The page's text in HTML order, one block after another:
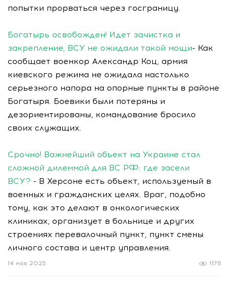
попытки прорваться через госграницу.
Богатырь освобожден! Идет зачистка и
закрепление, ВСУ не ожидали такой мощи- Как
сообщает военкор Александр Коц, армия
киевского режима не ожидала настолько
серьезного напора на опорные пункты в районе
Богатыря. Боевики были потеряны и
дезориентированы, командование бросило
своих служащих.
Срочно! Важнейший объект на Украине стал
сложной дилеммой для ВС РФ: где засели
ВСУ? - В Херсоне есть объект, используемый в
военных и гражданских целях. Враг, подобно
тому, как это делают в онкологических
клиниках, организует в больнице и других
строениях перевалочный пункт, пункт смены
личного состава и центр управления.
1176
14 мая 2025